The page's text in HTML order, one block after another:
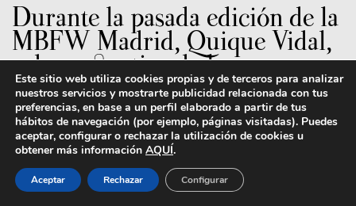
Durante la pasada edición de la
MBFW Madrid, Quique Vidal,
cabeza creativa de la marca
Becomely, presentó su segunda
colección: El taller de los
monstruos. Hoy le
entrevistamos para Neo2.
Este sitio web utiliza cookies propias y de terceros para analizar
nuestros servicios y mostrarte publicidad relacionada con tus
preferencias, en base a un perfil elaborado a partir de tus
hábitos de navegación (por ejemplo, páginas visitadas). Puedes
aceptar, configurar o rechazar la utilización de cookies u
obtener más información AQUÍ.
Aceptar Rechazar Configurar